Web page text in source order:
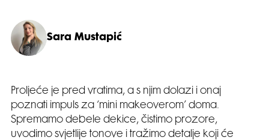
Sara Mustapić
Proljeće je pred vratima, a s njim dolazi i onaj
poznati impuls za ‘mini makeoverom’ doma.
Spremamo debele dekice, čistimo prozore,
uvodimo svjetlije tonove i tražimo detalje koji će